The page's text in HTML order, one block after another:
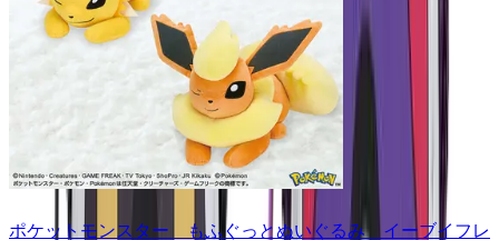
ポケットモンスター もふぐっとぬいぐるみ イーブイフレ